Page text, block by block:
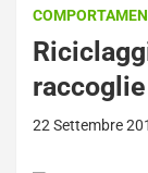
22 Settembre